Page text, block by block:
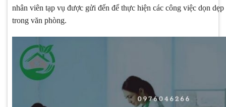
nhân viên tạp vụ được gửi đến để thực hiện các công việc dọn
trong văn phòng.